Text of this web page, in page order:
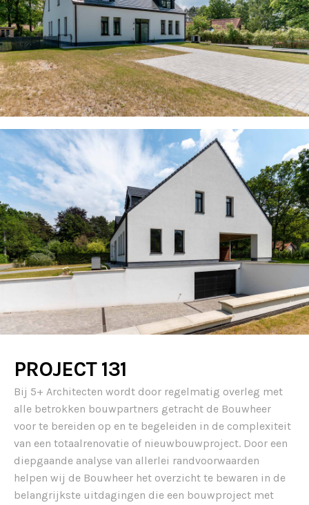
PROJECT 131
Bij 5+ Architecten wordt door regelmatig overleg met
alle betrokken bouwpartners getracht de Bouwheer
voor te bereiden op en te begeleiden in de complexiteit
van een totaalrenovatie of nieuwbouwproject. Door een
diepgaande analyse van allerlei randvoorwaarden
helpen wij de Bouwheer het overzicht te bewaren in de
belangrijkste uitdagingen die een bouwproject met